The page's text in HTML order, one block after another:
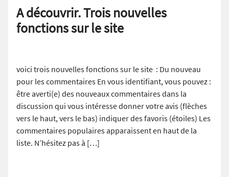
A découvrir. Trois nouvelles
fonctions sur le site
voici trois nouvelles fonctions sur le site : Du nouveau
pour les commentaires En vous identifiant, vous pouvez :
être averti(e) des nouveaux commentaires dans la
discussion qui vous intéresse donner votre avis (flèches
vers le haut, vers le bas) indiquer des favoris (étoiles) Les
commentaires populaires apparaissent en haut de la
liste. N’hésitez pas à […]